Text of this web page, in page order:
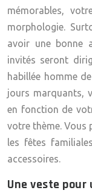
mémorables,
morphologie.
avoir une bonne
invités seront
habillée hommede
jours marquants,
en fonction de
votre thème. Vous
les fêtes
accessoires.
Une veste